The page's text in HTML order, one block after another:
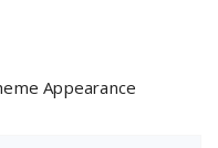
Appearance